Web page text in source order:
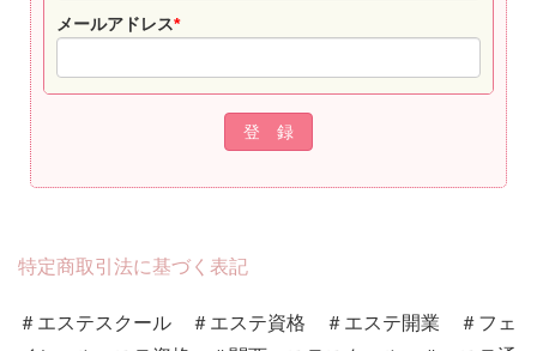
メールアドレス*
特定商取引法に基づく表記
＃エステスクール ＃エステ資格 ＃エステ開業 ＃フェ